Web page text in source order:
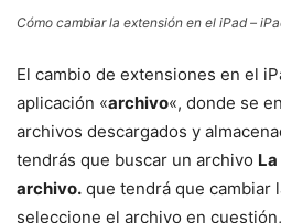
Cómo cambiar la extensión en el iPad –
El cambio de extensiones en el
aplicación «archivo«, donde se
archivos descargados y
tendrás que buscar un archivo
archivo. que tendrá que cambiar
seleccione el archivo en